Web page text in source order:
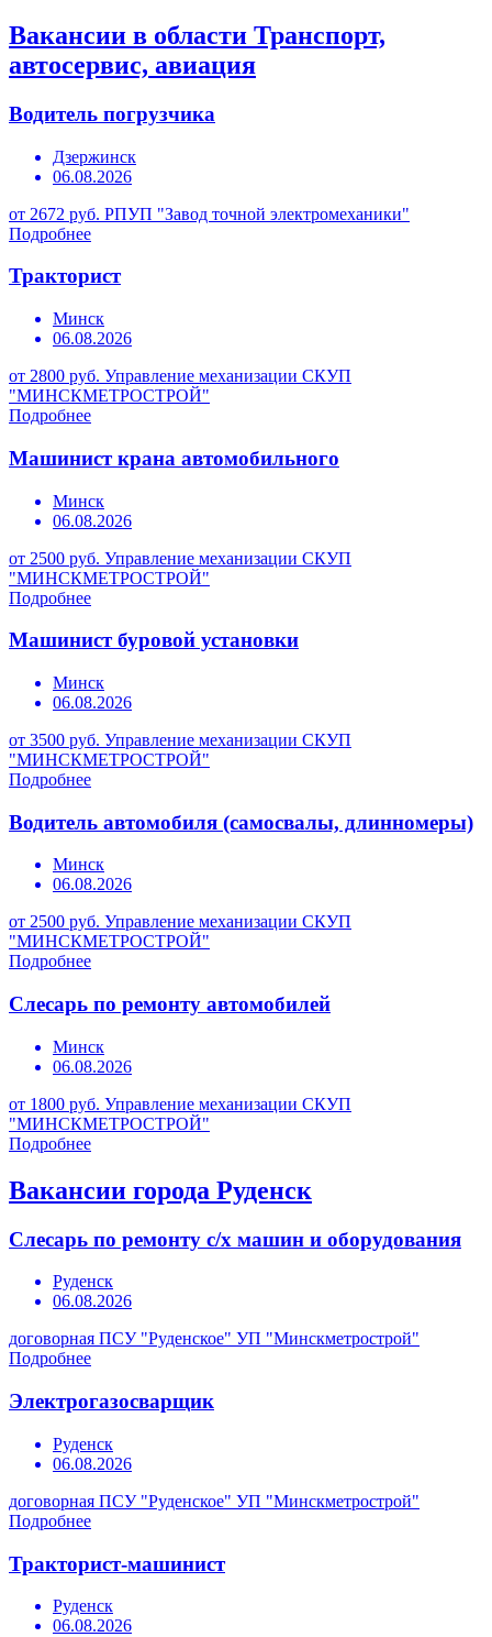
Вакансии в области Транспорт,
автосервис, авиация
Водитель погрузчика
Дзержинск
06.08.2026
от 2672 руб. РПУП "Завод точной электромеханики"
Подробнее
Тракторист
Минск
06.08.2026
от 2800 руб. Управление механизации СКУП
"МИНСКМЕТРОСТРОЙ"
Подробнее
Машинист крана автомобильного
Минск
06.08.2026
от 2500 руб. Управление механизации СКУП
"МИНСКМЕТРОСТРОЙ"
Подробнее
Машинист буровой установки
Минск
06.08.2026
от 3500 руб. Управление механизации СКУП
"МИНСКМЕТРОСТРОЙ"
Подробнее
Водитель автомобиля (самосвалы, длинномеры)
Минск
06.08.2026
от 2500 руб. Управление механизации СКУП
"МИНСКМЕТРОСТРОЙ"
Подробнее
Слесарь по ремонту автомобилей
Минск
06.08.2026
от 1800 руб. Управление механизации СКУП
"МИНСКМЕТРОСТРОЙ"
Подробнее
Вакансии города Руденск
Слесарь по ремонту с/х машин и оборудования
Руденск
06.08.2026
договорная ПСУ "Руденское" УП "Минскметрострой"
Подробнее
Электрогазосварщик
Руденск
06.08.2026
договорная ПСУ "Руденское" УП "Минскметрострой"
Подробнее
Тракторист-машинист
Руденск
06.08.2026